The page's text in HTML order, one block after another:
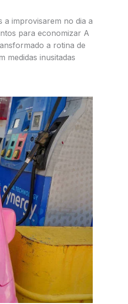
improvisarem no dia a
para economizar A
a rotina de
medidas inusitadas